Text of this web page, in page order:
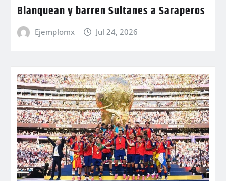
Blanquean y barren Sultanes a Saraperos
Ejemplomx Jul 24, 2026